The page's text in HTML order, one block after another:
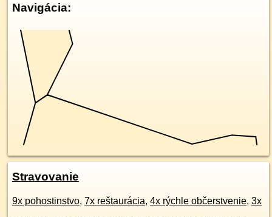
Navigácia:
Stravovanie
9x pohostinstvo, 7x reštaurácia, 4x rýchle občerstvenie, 3x